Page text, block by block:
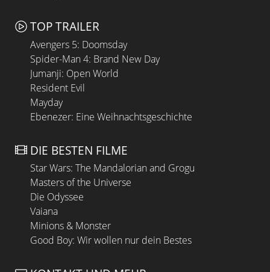
TOP TRAILER
Avengers 5: Doomsday
Spider-Man 4: Brand New Day
Jumanji: Open World
Resident Evil
Mayday
Ebenezer: Eine Weihnachtsgeschichte
DIE BESTEN FILME
Star Wars: The Mandalorian and Grogu
Masters of the Universe
Die Odyssee
Vaiana
Minions & Monster
Good Boy: Wir wollen nur dein Bestes